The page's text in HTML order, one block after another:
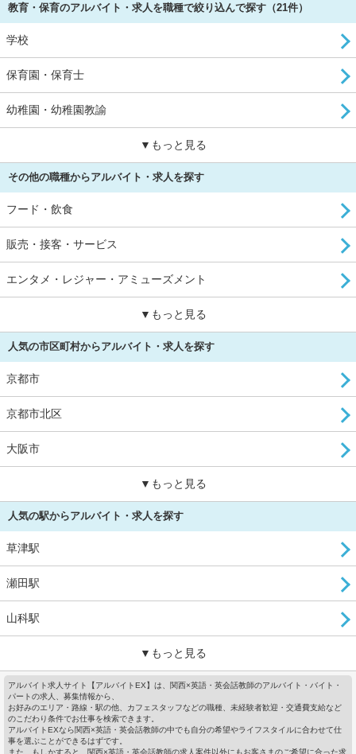
教育・保育のアルバイト・求人を職種で絞り込んで探す（21件）
学校
保育園・保育士
幼稚園・幼稚園教諭
▼もっと見る
その他の職種からアルバイト・求人を探す
フード・飲食
販売・接客・サービス
エンタメ・レジャー・アミューズメント
▼もっと見る
人気の市区町村からアルバイト・求人を探す
京都市
京都市北区
大阪市
▼もっと見る
人気の駅からアルバイト・求人を探す
草津駅
瀬田駅
山科駅
▼もっと見る
アルバイト求人サイト【アルバイトEX】は、関西×英語・英会話教師のアルバイト・バイト・
パートの求人、募集情報から、
お好みのエリア・路線・駅の他、カフェスタッフなどの職種、未経験者歓迎・交通費支給など
のこだわり条件でお仕事を検索できます。
アルバイトEXなら関西×英語・英会話教師の中でも自分の希望やライフスタイルに合わせて仕
事を選ぶことができるはずです。
また、もしかすると、関西×英語・英会話教師の求人案件以外にもお客さまのご希望に合った求